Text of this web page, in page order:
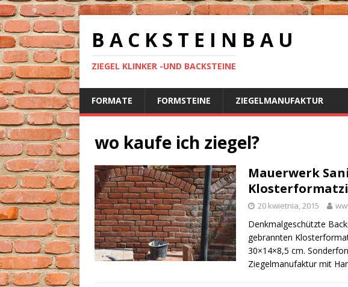
B A C K S T E I N B A U
ZIEGEL KLINKER -UND BACKSTEINE
FORMATE FORMSTEINE ZIEGELMANUFAKTUR
wo kaufe ich ziegel?
Mauerwerk
20 kwietnia, 2015
Denkmalgeschützte
gebrannten
30×14×8,5 cm.
Ziegelmanufaktur mit